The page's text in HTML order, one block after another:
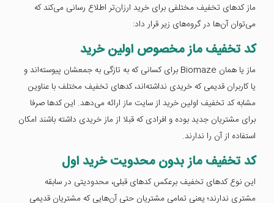
ماز کدهای تخفیف مختلفی برای خرید ارزان‌تر اطلاع رسانی می‌کند که
می‌توان آن‌ها در گروه‌های زیر قرار داد:
کد تخفیف ماز مخصوص اولین خرید
ماز یا همان Biomaze برای کسانی که به تازگی به جمعشان پیوسته‌اند و
یا کاربران قدیمی که خریدی نداشته‌اند، کدهای تخفیف مختلف با عناوین
مشابه کد تخفیف اولین خرید از سایت ماز ارائه می‌دهد. این کدها صرفا
برای مشتریان جدید بوده و افرادی که قبلا از ماز خریدی داشته باشند امکان
استفاده از آن را ندارند.
کد تخفیف ماز بدون محدویت خرید اول
این نوع کدهای تخفیف برعکس کدهای قبلی، محدودیتی در سابقه
مشتری ندارند؛ یعنی تمامی مشتریان حتی آن‌هایی که مشتریان قدیمی